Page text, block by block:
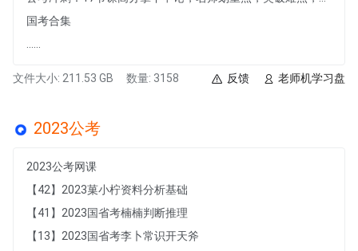
国考合集
文件大小: 211.53 GB 数量: 3158 老师机学习盘
反馈
2023公考
2023公考网课
【42】2023菓小柠资料分析基础
【41】2023国省考楠楠判断推理
【13】2023国省考李卜常识开天斧